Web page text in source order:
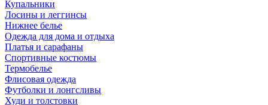
Купальники
Лосины и леггинсы
Нижнее белье
Одежда для дома и отдыха
Платья и сарафаны
Спортивные костюмы
Термобелье
Флисовая одежда
Футболки и лонгсливы
Худи и толстовки